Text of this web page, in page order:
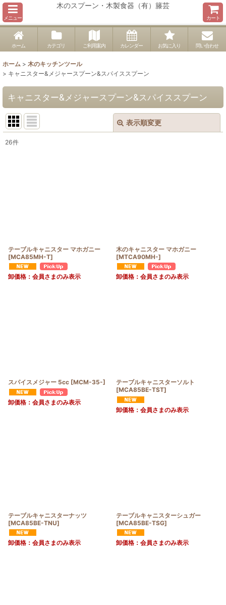
メニュー
木のスプーン・木製食器（有）籐芸
カート
ホーム カテゴリ ご利用案内 カレンダー お気に入り 問い合わせ
ホーム > 木のキッチンツール
> キャニスター&メジャースプーン&スパイススプーン
キャニスター&メジャースプーン&スパイススプーン
表示順変更
26件
テーブルキャニスター マホガニー
[MCA85MH-T]
卸価格：会員さまのみ表示
木のキャニスター マホガニー
[MTCA90MH-]
卸価格：会員さまのみ表示
スパイスメジャー 5cc [MCM-35-]
卸価格：会員さまのみ表示
テーブルキャニスターソルト
[MCA85BE-TST]
卸価格：会員さまのみ表示
テーブルキャニスターナッツ
[MCA85BE-TNU]
卸価格：会員さまのみ表示
テーブルキャニスターシュガー
[MCA85BE-TSG]
卸価格：会員さまのみ表示